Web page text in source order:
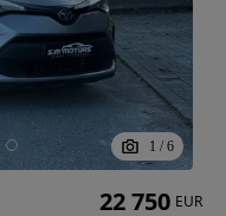
1 / 6
22 750 EUR